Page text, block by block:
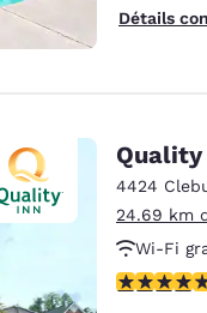
Détails
4424
24.69 km
Wi-Fi
4.08